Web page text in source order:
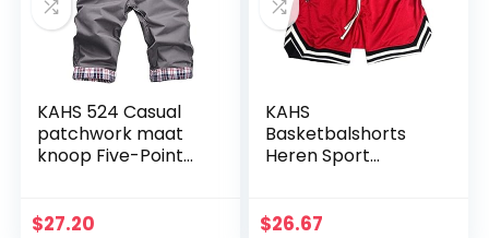
KAHS 524 Casual
patchwork maat
knoop Five-Point
zomer sport zomer
$27.20
KAHS
Basketbalshorts
Heren Sport
Sport Shorts Mesh
$26.67